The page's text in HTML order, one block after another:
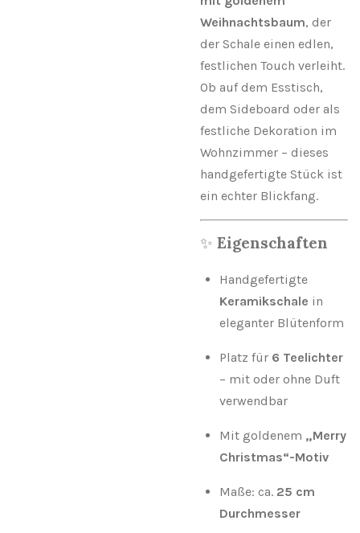
Weihnachtsbaum, der
der Schale einen edlen,
festlichen Touch verleiht.
Ob auf dem Esstisch,
dem Sideboard oder als
festliche Dekoration im
Wohnzimmer – dieses
handgefertigte Stück ist
ein echter Blickfang.
✨ Eigenschaften
Handgefertigte
Keramikschale in
eleganter Blütenform
Platz für 6 Teelichter
– mit oder ohne Duft
verwendbar
Mit goldenem „Merry
Christmas“-Motiv
Maße: ca. 25 cm
Durchmesser